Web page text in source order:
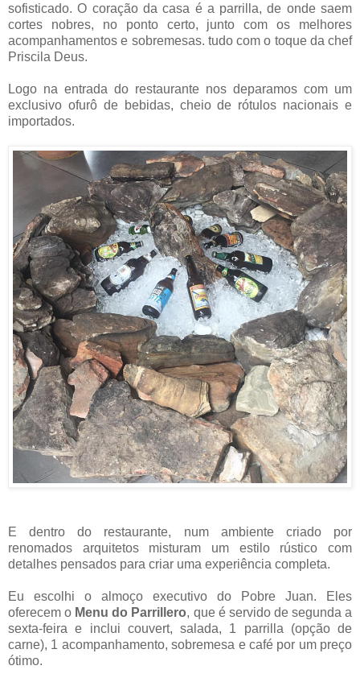
sofisticado.O coração da casa é a parrilla, de onde saem
cortes nobres, no ponto certo, junto com os melhores
acompanhamentos e sobremesas. tudo com o toque da chef
Priscila Deus.
Logo na entrada do restaurante nos deparamos com um
exclusivo ofurô de bebidas, cheio de rótulos nacionais e
importados.
E dentro do restaurante, num ambiente criado por
renomados arquitetos misturam um estilo rústico com
detalhes pensados para criar uma experiência completa.
Eu escolhi o almoço executivo do Pobre Juan.
Eles
oferecem o Menu do Parrillero, que é servido de segunda a
sexta-feira e inclui couvert, salada, 1 parrilla (opção de
carne), 1 acompanhamento, sobremesa e café por um preço
ótimo.